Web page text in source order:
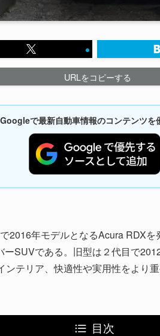
URLをコピーする
Googleで最新自動車情報のコンテンツを
2016年モデルとなるAcura RDX
SUVである。旧型は２代目で
テリア、快適性や実用性をより重
目次